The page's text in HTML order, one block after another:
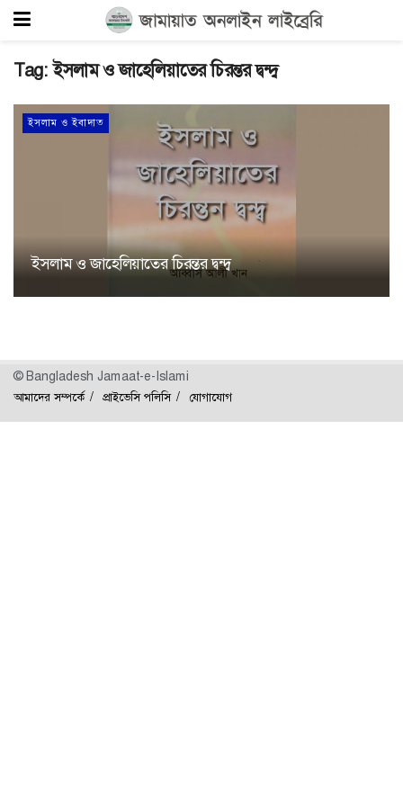
Tag:ইসলাম ও জাহেলিয়াতের চিরন্তর দ্বন্দ্ব
ইসলাম ও ইবাদাত
ইসলাম ও জাহেলিয়াতের চিরন্তর দ্বন্দ্ব
© Bangladesh Jamaat-e-Islami
আমাদের সম্পর্কে প্রাইভেসি পলিসি যোগাযোগ